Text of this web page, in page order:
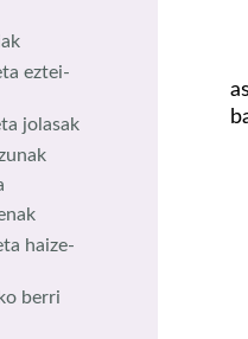
eztei-
jolasak
haize-
berri